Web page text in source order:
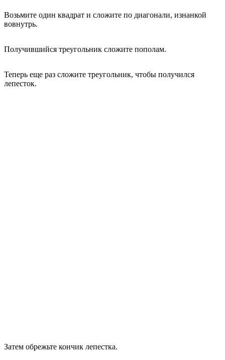
Возьмите один квадрат и сложите по диагонали, изнанкой
вовнутрь.
Получившийся треугольник сложите пополам.
Теперь еще раз сложите треугольник, чтобы получился
лепесток.
Затем обрежьте кончик лепестка.